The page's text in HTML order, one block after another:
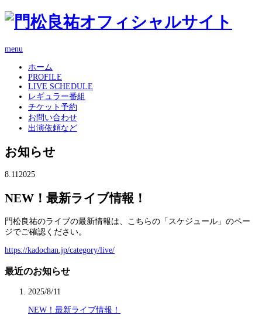
menu
ホーム
PROFILE
LIVE SCHEDULE
レギュラー番組
チケット予約
お問い合わせ
出演依頼など
お知らせ
8.112025
NEW！最新ライブ情報！
門松良祐のライブの最新情報は、こちらの「スケジュール」のペー
ジでご確認ください。
https://kadochan.jp/category/live/
最近のお知らせ
2025/8/11
NEW！最新ライブ情報！